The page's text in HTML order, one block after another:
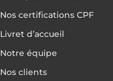
Nos certifications CPF
Livret d’accueil
Notre équipe
Nos clients